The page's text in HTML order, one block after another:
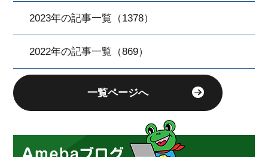
2023年の記事一覧（1378）
2022年の記事一覧（869）
一覧ページへ